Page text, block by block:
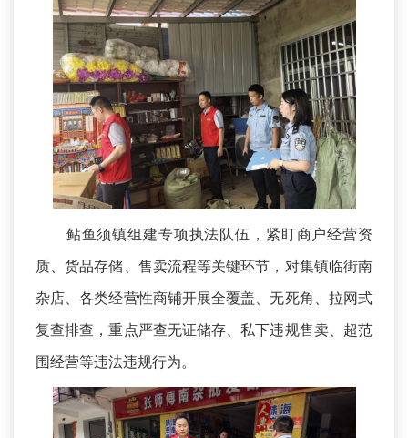
鲇鱼须镇组建专项执法队伍，紧盯商户经营资
质、货品存储、售卖流程等关键环节，对集镇临街南
杂店、各类经营性商铺开展全覆盖、无死角、拉网式
复查排查，重点严查无证储存、私下违规售卖、超范
围经营等违法违规行为。